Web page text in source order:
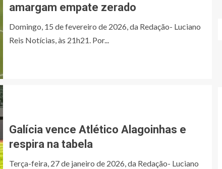
amargam empate zerado
Domingo, 15 de fevereiro de 2026, da Redação- Luciano
Reis Notícias, às 21h21. Por...
Galícia vence Atlético Alagoinhas e
respira na tabela
Terça-feira, 27 de janeiro de 2026, da Redação- Luciano